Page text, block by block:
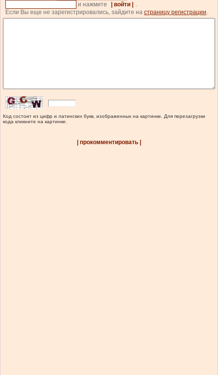
и нажмите
| войти |
.
Если Вы еще не зарегистрировались, зайдите на страницу регистрации.
Код состоит из цифр и латинских букв, изображенных на картинке. Для перезагрузки
кода кликните на картинке.
| прокомментировать |